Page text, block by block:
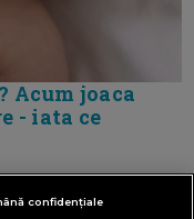
Acum joaca
- iata ce
confidențiale